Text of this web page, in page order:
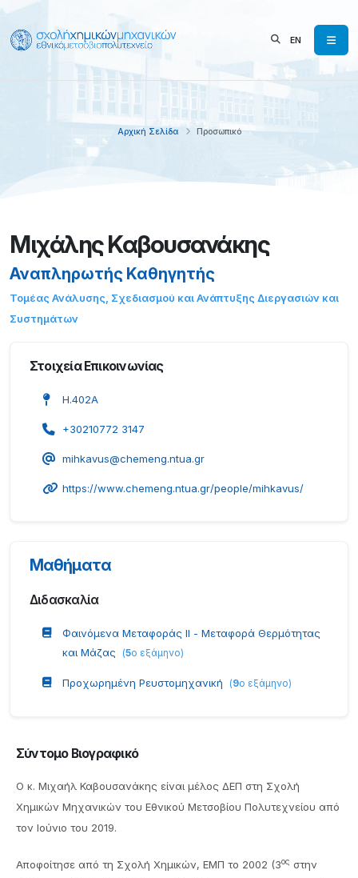
EN
Αρχική Σελίδα Προσωπικό
Μιχάλης Καβουσανάκης
Αναπληρωτής Καθηγητής
Τομέας Ανάλυσης, Σχεδιασμού και Ανάπτυξης Διεργασιών και
Συστημάτων
Στοιχεία Επικοινωνίας
Η.402A
+30210772 3147
mihkavus@chemeng.ntua.gr
https://www.chemeng.ntua.gr/people/mihkavus/
Μαθήματα
Διδασκαλία
Φαινόμενα Μεταφοράς II - Μεταφορά Θερμότητας
και Μάζας
(5ο εξάμηνο)
Προχωρημένη Ρευστομηχανική (9ο εξάμηνο)
Σύντομο Βιογραφικό
Ο κ. Μιχαήλ Καβουσανάκης είναι μέλος ΔΕΠ στη Σχολή
Χημικών Μηχανικών του Εθνικού Μετσοβίου Πολυτεχνείου από
τον Ιούνιο του 2019.
Αποφοίτησε από τη Σχολή Χημικών, ΕΜΠ το 2002 (3ος στην